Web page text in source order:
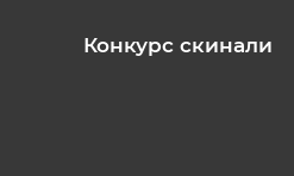
Конкурс скинали